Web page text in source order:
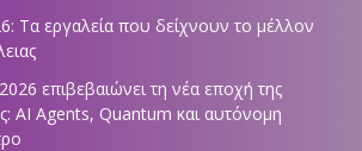
Τα εργαλεία που δείχνουν το μέλλον
επιβεβαιώνει τη νέα εποχή της
AI Agents, Quantum και αυτόνομη